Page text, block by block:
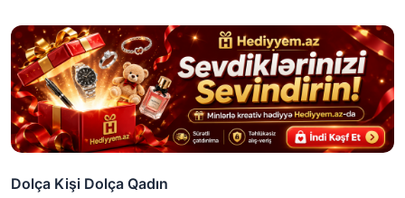
Dolça Kişi Dolça Qadın